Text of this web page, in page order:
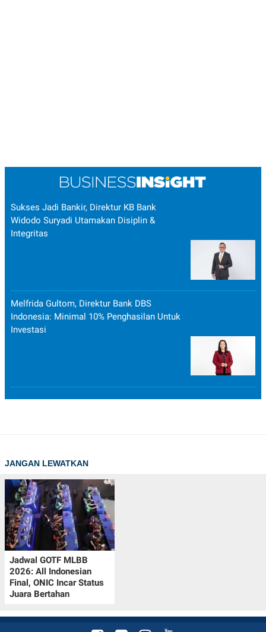
Sukses Jadi Bankir, Direktur KB Bank
Widodo Suryadi Utamakan Disiplin &
Integritas
Melfrida Gultom, Direktur Bank DBS
Indonesia: Minimal 10% Penghasilan Untuk
Investasi
JANGAN LEWATKAN
Jadwal GOTF MLBB
2026: All Indonesian
Final, ONIC Incar Status
Juara Bertahan